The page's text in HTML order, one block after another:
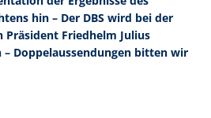
hin – Der DBS wird bei der
Präsident Friedhelm Julius
– Doppelaussendungen bitten wir